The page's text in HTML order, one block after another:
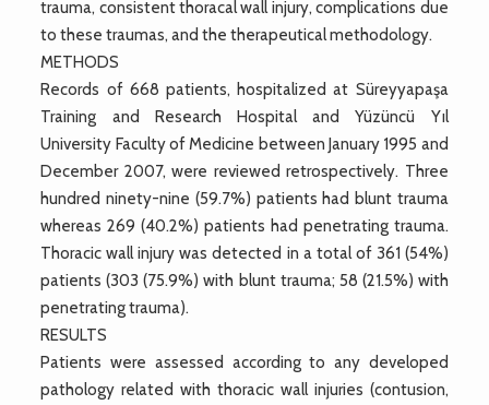
trauma, consistent thoracal wall injury, complications due
to these traumas, and the therapeutical methodology.
METHODS
Records of 668 patients, hospitalized at Süreyyapaşa
Training and Research Hospital and Yüzüncü Yıl
University Faculty of Medicine between January 1995 and
December 2007, were reviewed retrospectively. Three
hundred ninety-nine (59.7%) patients had blunt trauma
whereas 269 (40.2%) patients had penetrating trauma.
Thoracic wall injury was detected in a total of 361 (54%)
patients (303 (75.9%) with blunt trauma; 58 (21.5%) with
penetrating trauma).
RESULTS
Patients were assessed according to any developed
pathology related with thoracic wall injuries (contusion,